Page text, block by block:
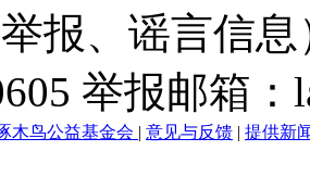
报、谣言信
举报邮箱
木鸟公益基金会 | 意见与反馈 | 提供新